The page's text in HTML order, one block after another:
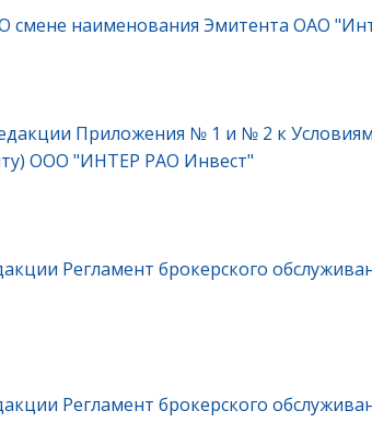
смене наименования Эмитента ОАО
Приложения № 1 и № 2 к
ООО "ИНТЕР РАО Инвест"
Регламент брокерского
Регламент брокерского